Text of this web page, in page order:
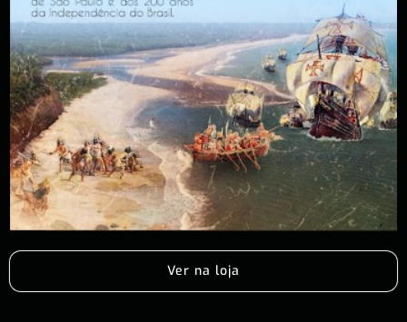
Ver na loja